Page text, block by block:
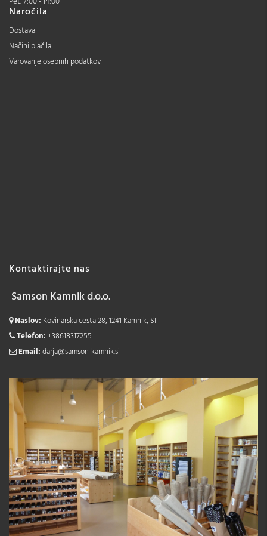
Naročila
Dostava
Načini plačila
Varovanje osebnih podatkov
Kontaktirajte nas
Samson Kamnik d.o.o.
Naslov: Kovinarska cesta 28, 1241 Kamnik, SI
Telefon:+38618317255
Email:darja@samson-kamnik.si